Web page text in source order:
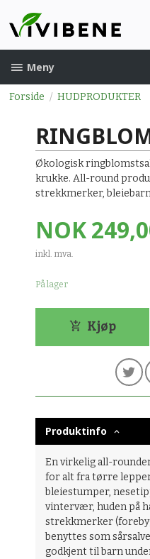
innholdet
Meny
Forside HUDPRODUKTER
Økologisk
krukke. All-round
strekkmerker,
Pris
NOK
inkl. mva.
På lager
Kjøp
Produktinfo
En virkelig all-
for alt fra tørre
bleiestumper,
vintervær, huden på
strekkmerker
benyttes som
godkjent til barn